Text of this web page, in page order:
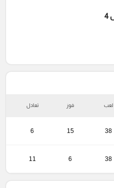
4
لعب فوز تعادل
38
15
6
38
6
11